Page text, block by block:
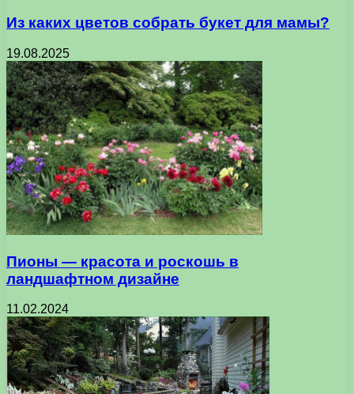
Из каких цветов собрать букет для мамы?
19.08.2025
Пионы — красота и роскошь в
ландшафтном дизайне
11.02.2024